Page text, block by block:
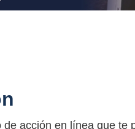
de acción en línea que